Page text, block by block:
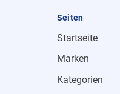
Seiten
Startseite
Marken
Kategorien